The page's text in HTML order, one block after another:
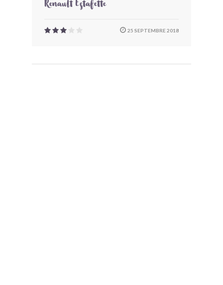
Renault Estafette
25 SEPTEMBRE 2018